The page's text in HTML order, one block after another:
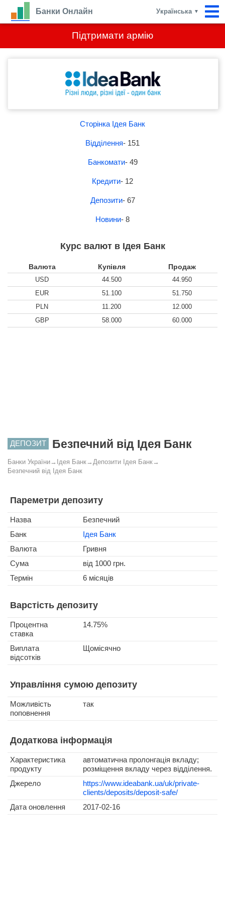
Підтримати армію
Банки Онлайн Українська ▼
Сторінка Ідея Банк
Відділення- 151
Банкомати- 49
Кредити- 12
Депозити- 67
Новини- 8
Курс валют в Ідея Банк
Валюта Купівля Продаж
USD 44.500
44.950
EUR
51.100
51.750
PLN
11.200
12.000
GBP
58.000 60.000
ДЕПОЗИТ Безпечний від Ідея Банк
Банки України→ Ідея Банк→ Депозити Ідея Банк→
Безпечний від Ідея Банк
Пареметри депозиту
Назва
Безпечний
Банк
Ідея Банк
Валюта
Гривня
Сума
від 1000 грн.
Термін
6 місяців
Варстість депозиту
Процентна
ставка
14.75%
Виплата
відсотків
Щомісячно
Управління сумою депозиту
Можливість
поповнення
так
Додаткова інформація
Характеристика
продукту
автоматична пролонгація вкладу;
розміщення вкладу через відділення.
Джерело
https://www.ideabank.ua/uk/private-
clients/deposits/deposit-safe/
Дата оновлення
2017-02-16